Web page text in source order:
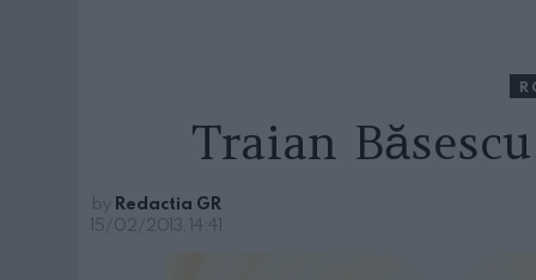
Traian
by Redactia GR
15/02/2013, 14:41